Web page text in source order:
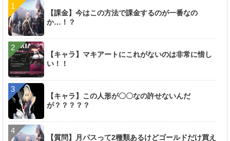
【課金】今はこの方法で課金するのが一番なの
か…！？
【キャラ】マキアートにこれがないのは非常に惜し
い！！
【キャラ】この人形が〇〇なの許せないんだ
が？？？？？
【質問】月パスって2種類あるけどゴールドだけ買え